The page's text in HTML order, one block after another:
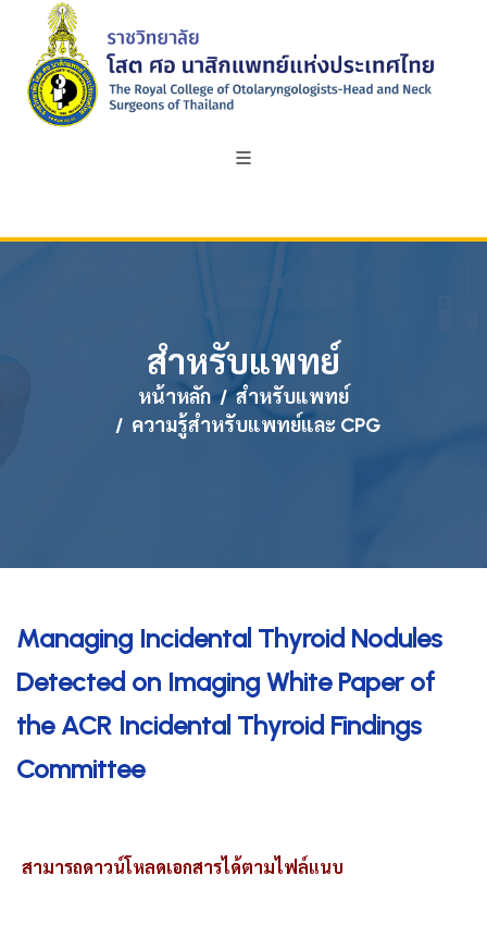
สำหรับแพทย์
หน้าหลัก
สำหรับแพทย์
ความรู้สำหรับแพทย์และ CPG
Managing Incidental Thyroid Nodules
Detected on Imaging White Paper of
the ACR Incidental Thyroid Findings
Committee
สามารถดาวน์โหลดเอกสารได้ตามไฟล์แนบ